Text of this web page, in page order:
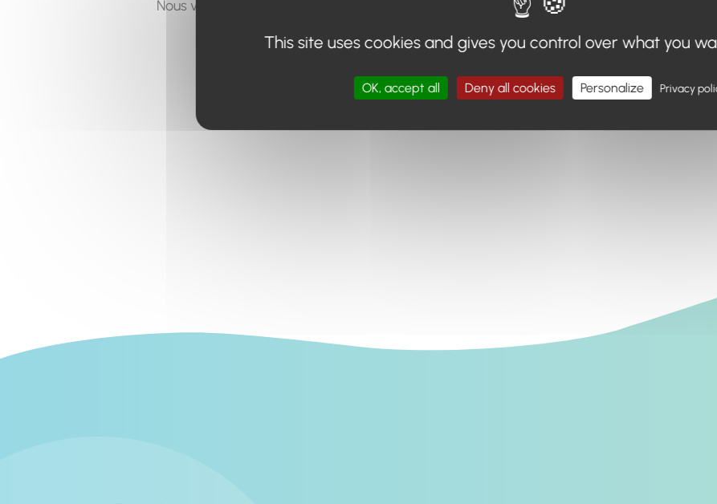
Nous vous invitons à utiliser le moteur de recherche en haut de page, ou à utiliser le menu
Retour à l'accueil
This site uses cookies and gives you control over what you
OK, accept all Deny all cookies Personalize Privacy